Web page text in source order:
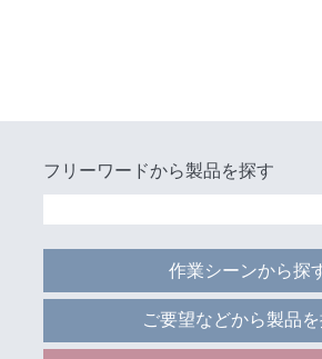
フリーワードから製品を探す
作業シーンから探
ご要望などから製品